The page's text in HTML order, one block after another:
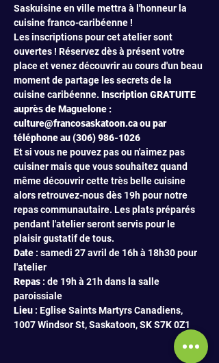
Saskuisine en ville mettra à l'honneur la
cuisine franco-caribéenne !
Les inscriptions pour cet atelier sont
ouvertes ! Réservez dès à présent votre
place et venez découvrir au cours d'un beau
moment de partage les secrets de la
cuisine caribéenne. Inscription GRATUITE
auprès de Maguelone :
culture@francosaskatoon.ca ou par
téléphone au (306) 986-1026
Et si vous ne pouvez pas ou n'aimez pas
cuisiner mais que vous souhaitez quand
même découvrir cette très belle cuisine
alors retrouvez-nous dès 19h pour notre
repas communautaire. Les plats préparés
pendant l'atelier seront servis pour le
plaisir gustatif de tous.
Date : samedi 27 avril de 16h à 18h30 pour
Repas : de 19h à 21h dans la salle
Lieu : Eglise Saints Martyrs Canadiens,